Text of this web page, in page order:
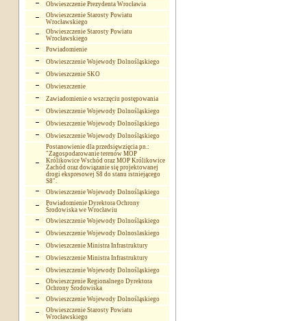
Obwieszczenie Prezydenta Wrocławia
Obwieszczenie Starosty Powiatu
Wrocławskiego
Obwieszczenie Starosty Powiatu
Wrocławskiego
Powiadomienie
Obwieszczenie Wojewody Dolnośląskiego
Obwieszczenie SKO
Obwieszczenie
Zawiadomienie o wszczęciu postępowania
Obwieszczenie Wojewody Dolnośląskiego
Obwieszczenie Wojewody Dolnośląskiego
Obwieszczenie Wojewody Dolnośląskiego
Postanowienie dla przedsięwzięcia pn.:
"Zagospodarowanie terenów MOP
Królikowice Wschód oraz MOP Królikowice
Zachód oraz dowiązanie się projektowanej
drogi ekspresowej S8 do stanu istniejącego
S8".
Obwieszczenie Wojewody Dolnośląskiego
Powiadomienie Dyrektora Ochrony
Środowiska we Wrocławiu
Obwieszczenie Wojewody Dolnośląskiego
Obwieszczenie Wojewody Dolnoslaskiego
Obwieszczenie Ministra Infrastruktury
Obwieszczenie Ministra Infrastruktury
Obwieszczenie Wojewody Dolnośląskiego
Obwieszczenie Regionalnego Dyrektora
Ochrony Środowiska
Obwieszczenie Wojewody Dolnośląskiego
Obwieszczenie Starosty Powiatu
Wrocławskiego